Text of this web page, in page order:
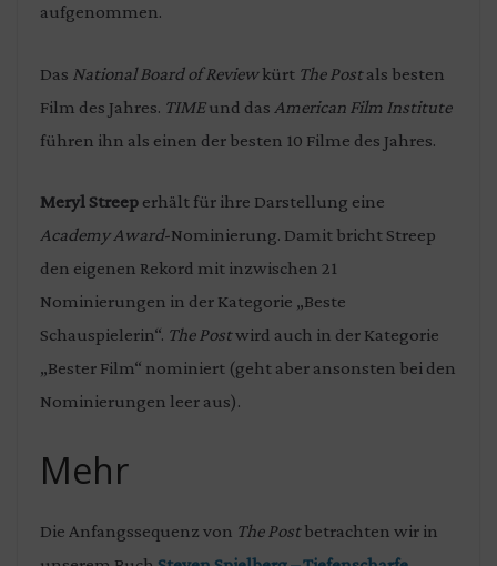
aufgenommen.
Das National Board of Reviewkürt The Postals besten
Film des Jahres. TIMEund das American Film Institute
führen ihn als einen der besten 10 Filme des Jahres.
Meryl Streep erhält für ihre Darstellung eine
Academy Award-Nominierung. Damit bricht Streep
den eigenen Rekord mit inzwischen 21
Nominierungen in der Kategorie „Beste
Schauspielerin“. The Postwird auch in der Kategorie
„Bester Film“ nominiert (geht aber ansonsten bei den
Nominierungen leer aus).
Mehr
Die Anfangssequenz von The Postbetrachten wir in